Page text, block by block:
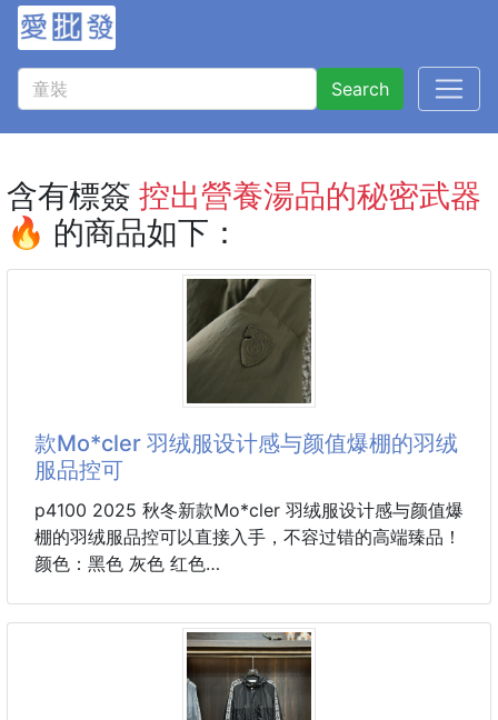
Search
含有標簽 控出營養湯品的秘密武器
🔥 的商品如下：
款Mo*cler 羽绒服设计感与颜值爆棚的羽绒
服品控可
p4100 2025 秋冬新款Mo*cler 羽绒服设计感与颜值爆
棚的羽绒服品控可以直接入手，不容过错的高端臻品！
颜色：黑色 灰色 红色